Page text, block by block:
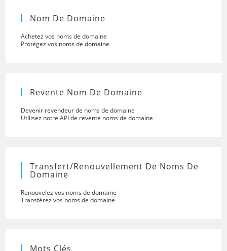
Nom De Domaine
Achetez vos noms de domaine
Protégez vos noms de domaine
Revente Nom De Domaine
Devenir revendeur de noms de domaine
Utilisez notre API de revente noms de domaine
Transfert/renouvellement De Noms De
Domaine
Renouvelez vos noms de domaine
Transférez vos noms de domaine
Mots Clés